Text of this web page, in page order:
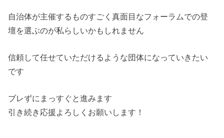
自治体が主催するものすごく真面目なフォーラムでの登
壇を選ぶのが私らしいかもしれません
信頼して任せていただけるような団体になっていきたい
です
ブレずにまっすぐと進みます
引き続き応援よろしくお願いします！